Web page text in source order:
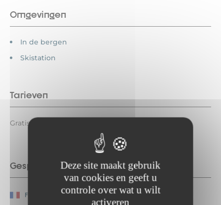
Deze site maakt gebruik
van cookies en geeft u
controle over wat u wilt
activeren
Omgevingen
In de bergen
Skistation
Tarieven
Gratis.
Gesproken talen
Frans